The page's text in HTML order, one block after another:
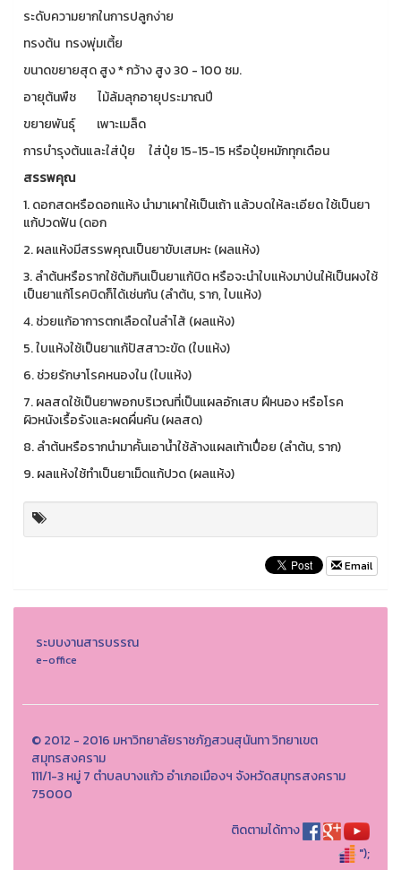
ระดับความยากในการปลูกง่าย
ทรงต้น ทรงพุ่มเตี้ย
ขนาดขยายสุด สูง * กว้าง สูง 30 - 100 ซม.
อายุต้นพืช ไม้ล้มลุกอายุประมาณปี
ขยายพันธุ์ เพาะเมล็ด
การบำรุงต้นและใส่ปุ๋ย ใส่ปุ๋ย 15-15-15 หรือปุ๋ยหมักทุกเดือน
สรรพคุณ
1. ดอกสดหรือดอกแห้ง นำมาเผาให้เป็นเถ้า แล้วบดให้ละเอียด ใช้เป็นยา
แก้ปวดฟัน (ดอก
2. ผลแห้งมีสรรพคุณเป็นยาขับเสมหะ (ผลแห้ง)
3. ลำต้นหรือรากใช้ต้มกินเป็นยาแก้บิด หรือจะนำใบแห้งมาป่นให้เป็นผงใช้
เป็นยาแก้โรคบิดก็ได้เช่นกัน (ลำต้น, ราก, ใบแห้ง)
4. ช่วยแก้อาการตกเลือดในลำไส้ (ผลแห้ง)
5. ใบแห้งใช้เป็นยาแก้ปัสสาวะขัด (ใบแห้ง)
6. ช่วยรักษาโรคหนองใน (ใบแห้ง)
7. ผลสดใช้เป็นยาพอกบริเวณที่เป็นแผลอักเสบ ฝีหนอง หรือโรค
ผิวหนังเรื้อรังและผดผื่นคัน (ผลสด)
8. ลำต้นหรือรากนำมาคั้นเอาน้ำใช้ล้างแผลเท้าเปื่อย (ลำต้น, ราก)
9. ผลแห้งใช้ทำเป็นยาเม็ดแก้ปวด (ผลแห้ง)
Email
ระบบงานสารบรรณ
e-office
© 2012 - 2016 มหาวิทยาลัยราชภัฏสวนสุนันทา วิทยาเขต
สมุทรสงคราม
111/1-3 หมู่ 7 ตำบลบางแก้ว อำเภอเมืองฯ จังหวัดสมุทรสงคราม
75000
ติดตามได้ทาง
");